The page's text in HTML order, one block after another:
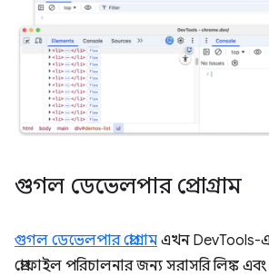
গুগল ডেভেলপার প্রোগ্রাম
গুগল ডেভেলপার প্রোগ্রাম এখন DevTools-
প্রোফাইল পরিচালনার জন্য সরাসরি লিঙ্ক